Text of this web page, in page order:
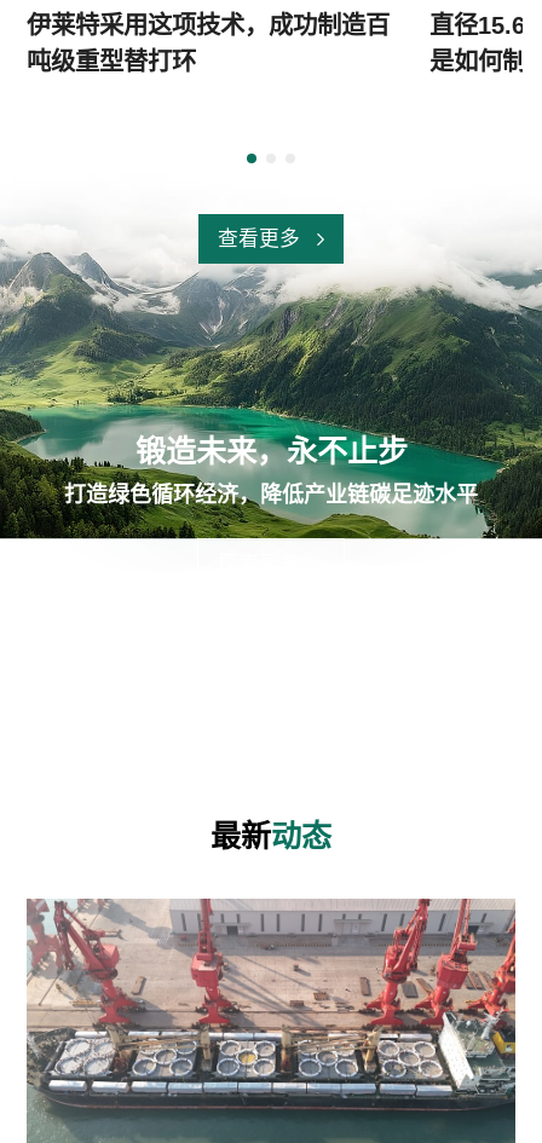
查看更多
伊莱特采用这项技术，成功制造百
吨级重型替打环
直径
是如何制
锻造未来，永不止步
打造绿色循环经济，降低产业链碳足迹水平
最新动态